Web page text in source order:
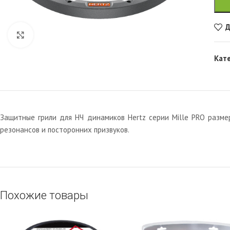
Защитные грили для НЧ динамиков Hertz серии Mille PRO
резонансов и посторонних призвуков.
Похожие товары